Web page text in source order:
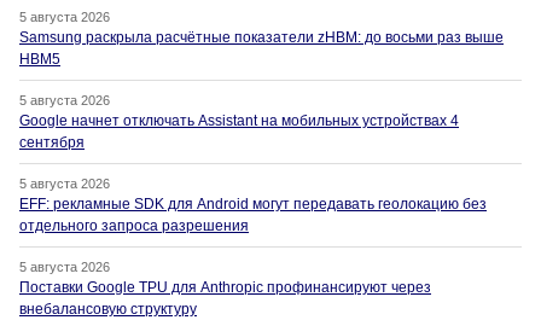
5 августа 2026
Samsung раскрыла расчётные показатели zHBM: до восьми раз выше
HBM5
5 августа 2026
Google начнет отключать Assistant на мобильных устройствах 4
сентября
5 августа 2026
EFF: рекламные SDK для Android могут передавать геолокацию без
отдельного запроса разрешения
5 августа 2026
Поставки Google TPU для Anthropic профинансируют через
внебалансовую структуру